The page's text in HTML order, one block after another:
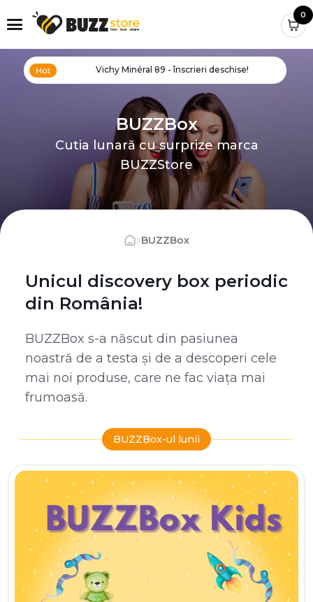
0
Vichy Minéral 89 - înscrieri deschise!
BUZZBox
Cutia lunară cu surprize marca
BUZZStore
›BUZZBox
Unicul discovery box periodic
din România!
BUZZBox s-a născut din pasiunea
noastră de a testa și de a descoperi cele
mai noi produse, care ne fac viața mai
frumoasă.
BUZZBox-ul lunii